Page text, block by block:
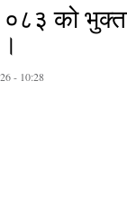
को
- 10:28